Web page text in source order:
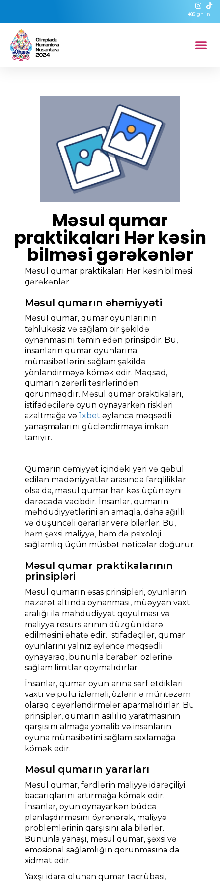
Sign in
Məsul qumar
praktikaları Hər kəsin
bilməsi gərəkənlər
Məsul qumar praktikaları Hər kəsin bilməsi
gərəkənlər
Məsul qumarın əhəmiyyəti
Məsul qumar, qumar oyunlarının
təhlükəsiz və sağlam bir şəkildə
oynanmasını təmin edən prinsipdir. Bu,
insanların qumar oyunlarına
münasibətlərini sağlam şəkildə
yönləndirməyə kömək edir. Məqsəd,
qumarın zərərli təsirlərindən
qorunmaqdır. Məsul qumar praktikaları,
istifadəçilərə oyun oynayarkən riskləri
azaltmağa və 1xbet əyləncə məqsədli
yanaşmalarını gücləndirməyə imkan
tanıyır.
Qumarın cəmiyyət içindəki yeri və qəbul
edilən mədəniyyətlər arasında fərqliliklər
olsa da, məsul qumar hər kəs üçün eyni
dərəcədə vacibdir. İnsanlar, qumarın
məhdudiyyətlərini anlamaqla, daha ağıllı
və düşüncəli qərarlar verə bilərlər. Bu,
həm şəxsi maliyyə, həm də psixoloji
sağlamlıq üçün müsbət nəticələr doğurur.
Məsul qumar praktikalarının
prinsipləri
Məsul qumarın əsas prinsipləri, oyunların
nəzarət altında oynanması, müəyyən vaxt
aralığı ilə məhdudiyyət qoyulması və
maliyyə resurslarının düzgün idarə
edilməsini əhatə edir. İstifadəçilər, qumar
oyunlarını yalnız əyləncə məqsədli
oynayaraq, bununla bərabər, özlərinə
sağlam limitlər qoymalıdırlar.
İnsanlar, qumar oyunlarına sərf etdikləri
vaxtı və pulu izləməli, özlərinə müntəzəm
olaraq dəyərləndirmələr aparmalıdırlar. Bu
prinsiplər, qumarın asılılıq yaratmasının
qarşısını almağa yönəlib və insanların
oyuna münasibətini sağlam saxlamağa
kömək edir.
Məsul qumarın yararları
Məsul qumar, fərdlərin maliyyə idarəçiliyi
bacarıqlarını artırmağa kömək edir.
İnsanlar, oyun oynayarkən büdcə
planlaşdırmasını öyrənərək, maliyyə
problemlərinin qarşısını ala bilərlər.
Bununla yanaşı, məsul qumar, şəxsi və
emosional sağlamlığın qorunmasına da
xidmət edir.
Yaxşı idarə olunan qumar təcrübəsi,